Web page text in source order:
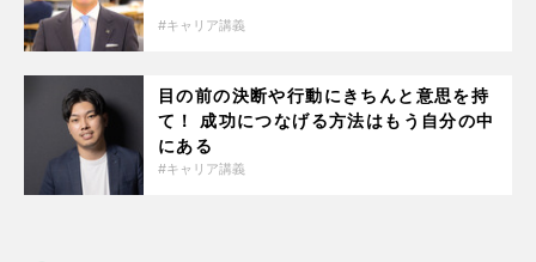
キャリア講義
目の前の決断や行動にきちんと意思を持
て！ 成功につなげる方法はもう自分の中
にある
キャリア講義